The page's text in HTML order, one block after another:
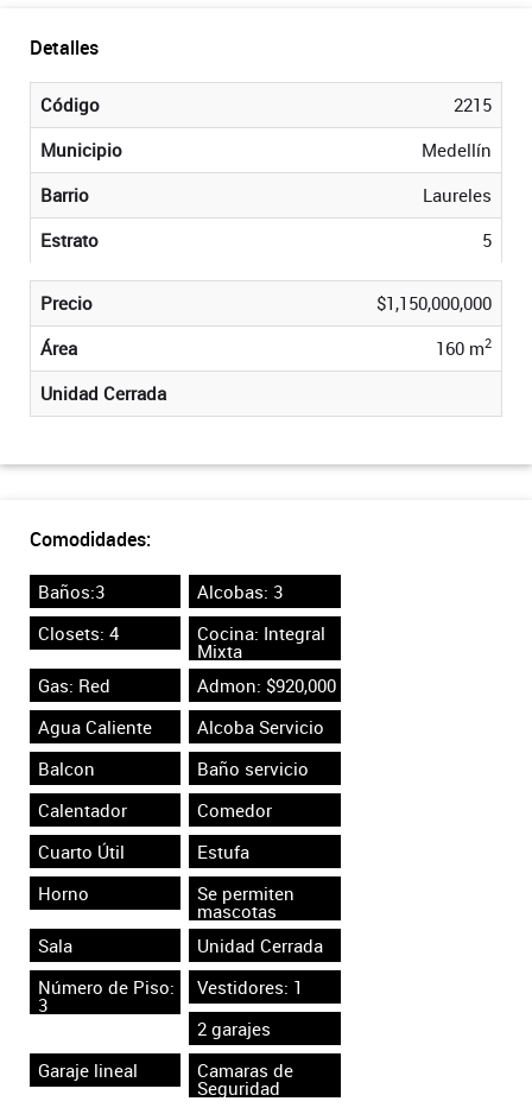
Detalles
Código
2215
Municipio
Medellín
Barrio
Laureles
Estrato
5
Precio
$1,150,000,000
Área
160 m2
Unidad Cerrada
Comodidades:
Baños:3
Alcobas: 3
Closets: 4
Cocina: Integral
Mixta
Gas: Red
Admon: $920,000
Agua Caliente
Alcoba Servicio
Balcon
Baño servicio
Calentador
Comedor
Cuarto Útil
Estufa
Horno
Se permiten
mascotas
Sala
Unidad Cerrada
Número de Piso:
3
Vestidores: 1
2 garajes
Garaje lineal
Camaras de
Seguridad